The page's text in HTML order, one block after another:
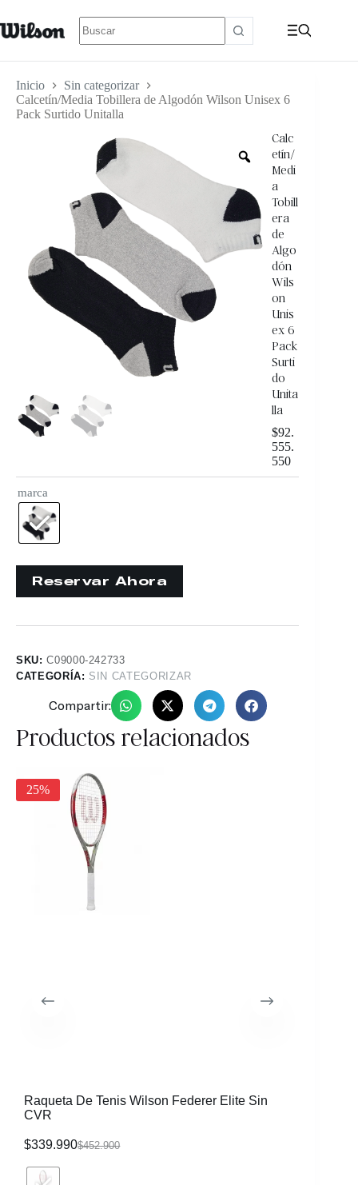
Inicio
Sin categorizar
Calcetín/Media Tobillera de Algodón Wilson Unisex 6
Pack Surtido Unitalla
Calc
etín/
Medi
a
Tobill
era
de
Algo
dón
Wils
on
Unis
ex 6
Pack
Surti
do
Unita
lla
$92.
555.
550
marca
SKU:C09000-242733
CATEGORÍA: SIN CATEGORIZAR
Compartir:
Productos relacionados
25%
Raqueta De Tenis Wilson Federer Elite Sin
CVR
$452.900
$339.990